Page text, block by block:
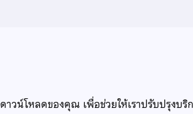
น์โหลดของคุณ เพื่อช่วยให้เราปรับปรุงบริ